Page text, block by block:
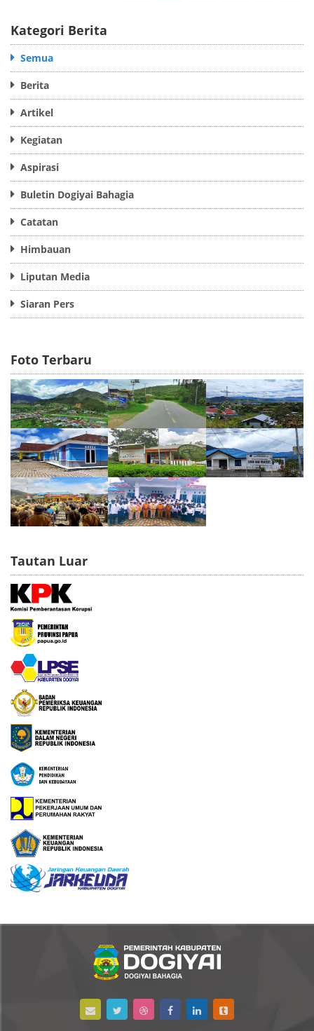
Kategori Berita
Semua
Berita
Artikel
Kegiatan
Aspirasi
Buletin Dogiyai Bahagia
Catatan
Himbauan
Liputan Media
Siaran Pers
Foto Terbaru
Tautan Luar